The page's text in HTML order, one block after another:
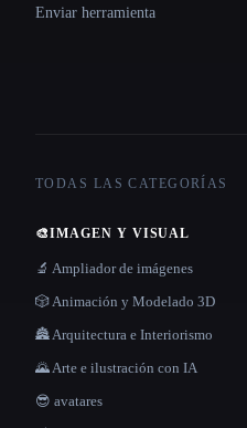
Enviar herramienta
TODAS LAS CATEGORÍAS
🎨IMAGEN Y VISUAL
🔬 Ampliador de imágenes
🎲 Animación y Modelado 3D
🏯 Arquitectura e Interiorismo
🌄 Arte e ilustración con IA
😎 avatares